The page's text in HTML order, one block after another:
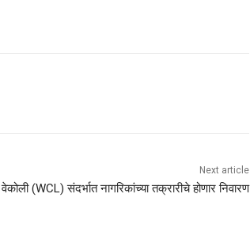
Next article
वेकोली (WCL) संदर्भात नागरिकांच्या तक्रारीचे होणार निवारण